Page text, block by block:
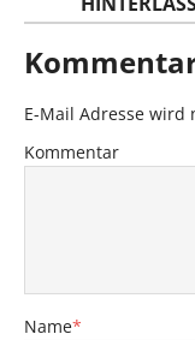
E-Mail Adresse
Kommentar
Name*